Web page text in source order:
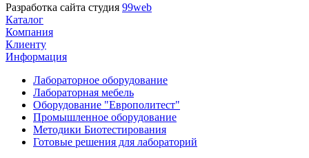
Разработка сайта студия 99web
Каталог
Компания
Клиенту
Информация
Лабораторное оборудование
Лабораторная мебель
Оборудование "Европолитест"
Промышленное оборудование
Методики Биотестирования
Готовые решения для лабораторий